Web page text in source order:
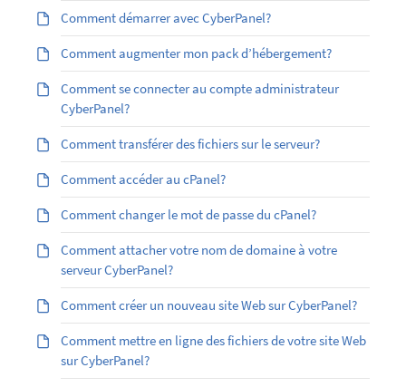
Comment démarrer avec CyberPanel?
Comment augmenter mon pack d’hébergement?
Comment se connecter au compte administrateur
CyberPanel?
Comment transférer des fichiers sur le serveur?
Comment accéder au cPanel?
Comment changer le mot de passe du cPanel?
Comment attacher votre nom de domaine à votre
serveur CyberPanel?
Comment créer un nouveau site Web sur CyberPanel?
Comment mettre en ligne des fichiers de votre site Web
sur CyberPanel?